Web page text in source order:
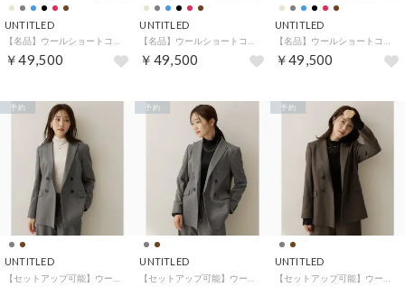
UNTITLED
￥49,500
UNTITLED
￥49,500
UNTITLED
￥49,500
UNTITLED
予約
UNTITLED
予約
UNTITLED
予約